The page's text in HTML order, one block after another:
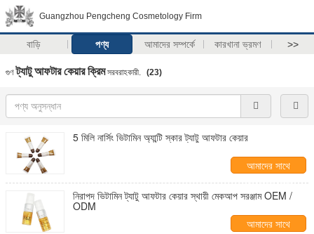
Guangzhou Pengcheng Cosmetology Firm
বাড়ি পণ্য আমাদের সম্পর্কে কারখানা ভ্রমণ >>
গুণট্যাটু আফটার কেয়ার ক্রিমসরবরাহকারী. (23)
5 মিলি নার্সিং ভিটামিন অ্যান্টি স্কার ট্যাটু আফটার কেয়ার
আমাদের সাথে
যোগাযোগ করুন
নিরাপদ ভিটামিন ট্যাটু আফটার কেয়ার স্থায়ী মেকআপ সরঞ্জাম OEM /
ODM
আমাদের সাথে